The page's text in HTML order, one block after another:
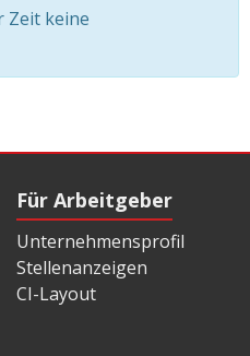
Zeit keine
Für Arbeitgeber
Unternehmensprofil
Stellenanzeigen
CI-Layout